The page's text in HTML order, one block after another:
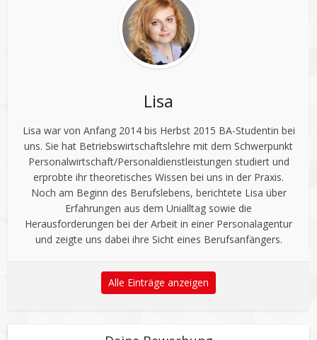
Lisa
Lisa war von Anfang 2014 bis Herbst 2015 BA-Studentin bei
uns. Sie hat Betriebswirtschaftslehre mit dem Schwerpunkt
Personalwirtschaft/Personaldienstleistungen studiert und
erprobte ihr theoretisches Wissen bei uns in der Praxis.
Noch am Beginn des Berufslebens, berichtete Lisa über
Erfahrungen aus dem Unialltag sowie die
Herausforderungen bei der Arbeit in einer Personalagentur
und zeigte uns dabei ihre Sicht eines Berufsanfängers.
Alle Einträge anzeigen